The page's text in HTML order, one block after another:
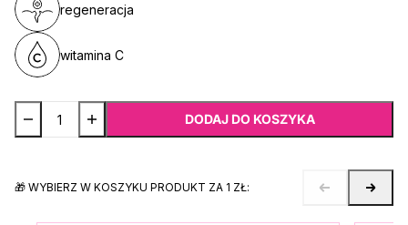
regeneracja
witamina C
DODAJ DO KOSZYKA
🎁 WYBIERZ W KOSZYKU PRODUKT ZA 1 ZŁ: